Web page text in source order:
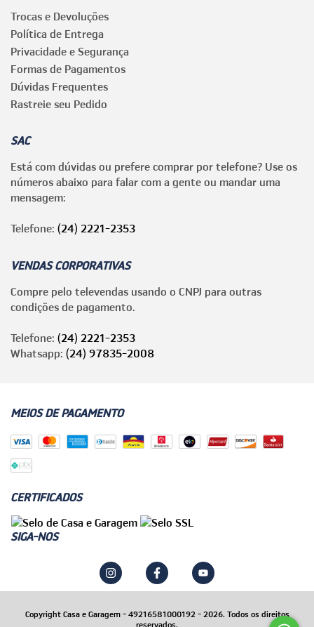
Trocas e Devoluções
Política de Entrega
Privacidade e Segurança
Formas de Pagamentos
Dúvidas Frequentes
Rastreie seu Pedido
SAC
Está com dúvidas ou prefere comprar por telefone? Use os
números abaixo para falar com a gente ou mandar uma
mensagem:
Telefone: (24) 2221-2353
VENDAS CORPORATIVAS
Compre pelo televendas usando o CNPJ para outras
condições de pagamento.
Telefone: (24) 2221-2353
Whatsapp: (24) 97835-2008
MEIOS DE PAGAMENTO
CERTIFICADOS
SIGA-NOS
Copyright Casa e Garagem - 49216581000192 - 2026. Todos os direitos
reservados.